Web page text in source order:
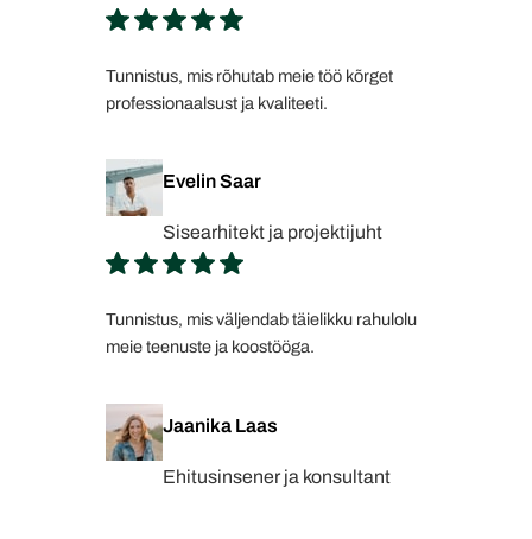
Tunnistus, mis rõhutab meie töö kõrget
professionaalsust ja kvaliteeti.
Evelin Saar
Sisearhitekt ja projektijuht
Tunnistus, mis väljendab täielikku rahulolu
meie teenuste ja koostööga.
Jaanika Laas
Ehitusinsener ja konsultant